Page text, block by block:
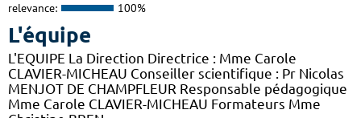
relevance: 100%
L'équipe
L'EQUIPE La Direction Directrice : Mme Carole
CLAVIER-MICHEAU Conseiller scientifique : Pr Nicolas
MENJOT DE CHAMPFLEUR Responsable pédagogique
Mme Carole CLAVIER-MICHEAU Formateurs Mme